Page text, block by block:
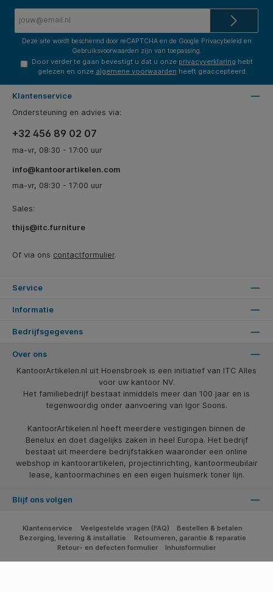
Deze site wordt beschermd door reCAPTCHA en de Google Privacybeleid en
Gebruiksvoorwaarden zijn van toepassing.
Door verder te gaan bevestigt u dat u onze privacyverklaring hebt
gelezen en onze algemene voorwaarden heeft geaccepteerd.
Klantenservice
Ondersteuning en advies via:
+32 456 89 02 07
ma-vr, 08:30 - 17:00 uur
info@kantoorartikelen.com
ma-vr, 08:30 - 17:00 uur
Sales:
thijs@itc.furniture
Of via ons contactformulier.
Service
Informatie
Bedrijfsgegevens
Over ons
KantoorArtikelen.nl uit Hoensbroek is een initiatief van ITC Alles
voor uw kantoor NV.
Het familiebedrijf bestaat inmiddels meer dan 100 jaar en is
tegenwoordig onder aanvoering van Igor Soons.
KantoorArtikelen.nl heeft meerdere vestigingen binnen de
Benelux en doet dagelijks zaken in heel Europa. Het bedrijf
bestaat uit meerdere bedrijfstakken waaronder een online
webshop in kantoorartikelen, projectinrichting, kantoormeubilair
lease, kantoormachines en een eigen huismerk toner lijn.
Blijf ons volgen
Klantenservice Veelgestelde vragen (FAQ)
Bestellen & betalen
Bezorging, levering & installatie
Retourneren, garantie & reparatie
Retour- en defecten formulier
Inhuisformulier